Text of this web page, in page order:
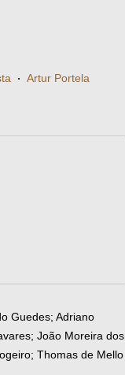
· Artur Portela
Guedes; Adriano
João Moreira dos
Thomas de Mello